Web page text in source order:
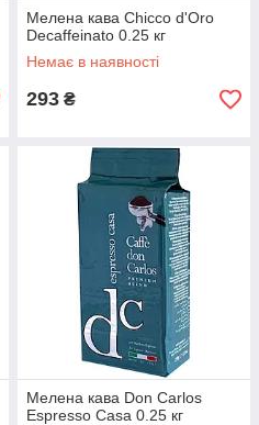
Мелена кава Chicco d'Oro
Decaffeinato 0.25 кг
Немає в наявності
293 ₴
Мелена кава Don Carlos
Espresso Casa 0.25 кг